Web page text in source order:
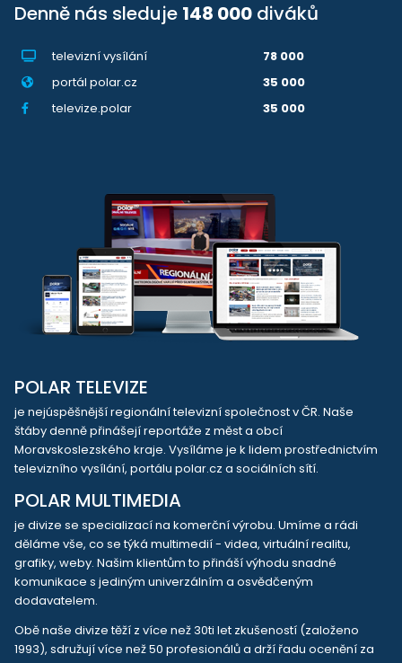
Denně nás sleduje 148 000 diváků
televizní vysílání
78 000
portál polar.cz
35 000
televize.polar
35 000
POLAR TELEVIZE
je nejúspěšnější regionální televizní společnost v ČR. Naše
štáby denně přinášejí reportáže z měst a obcí
Moravskoslezského kraje. Vysíláme je k lidem prostřednictvím
televizního vysílání, portálu polar.cz a sociálních sítí.
POLAR MULTIMEDIA
je divize se specializací na komerční výrobu. Umíme a rádi
děláme vše, co se týká multimedií - videa, virtuální realitu,
grafiky, weby. Našim klientům to přináší výhodu snadné
komunikace s jediným univerzálním a osvědčeným
dodavatelem.
Obě naše divize těží z více než 30ti let zkušeností (založeno
1993), sdružují více než 50 profesionálů a drží řadu ocenění za